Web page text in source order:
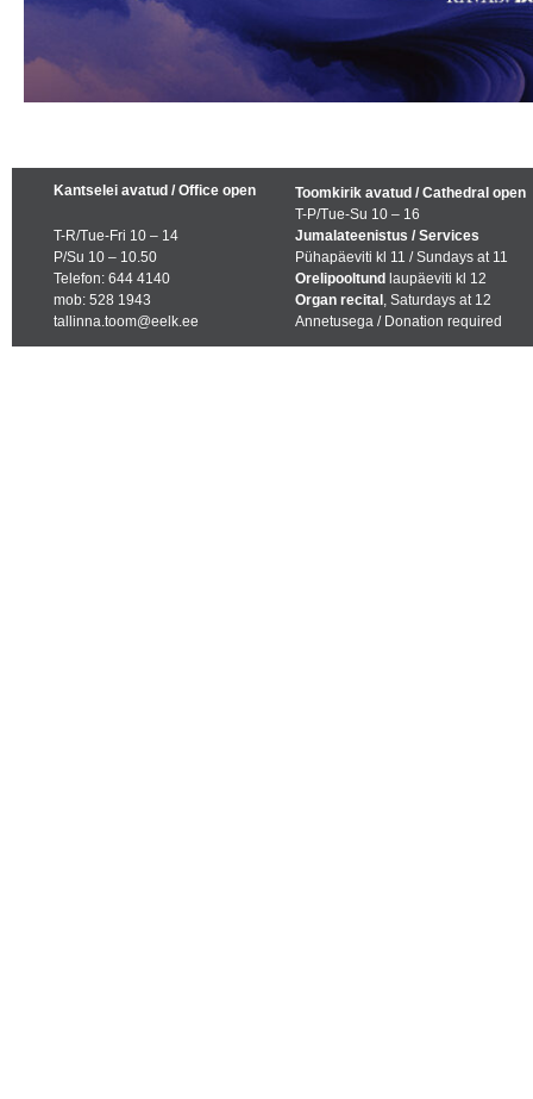
Kantselei avatud / Office open
T-R/Tue-Fri 10 – 14
P/Su 10 – 10.50
Telefon: 644 4140
mob: 528 1943
tallinna.toom@eelk.ee
Toomkirik avatud / Cathedral open
T-P/Tue-Su 10 – 16
Jumalateenistus / Services
Pühapäeviti kl 11 / Sundays at 11
Orelipooltund laupäeviti kl 12
Organ recital , Saturdays at 12
Annetusega / Donation required